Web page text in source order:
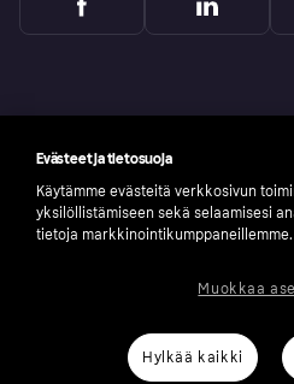
number: 556737-0431
Klarnan
Evästeet ja tietosuoja
Käytämme evästeitä verkkosivun
yksilöllistämiseen sekä selaamisesi
tietoja markkinointikumppaneillemme.
Hylkää kaikki
Muokkaa